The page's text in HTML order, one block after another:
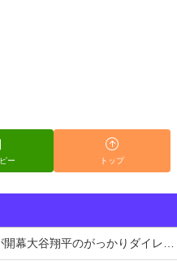
ー トップ
がっかりダイレクトだったと言われてしまう